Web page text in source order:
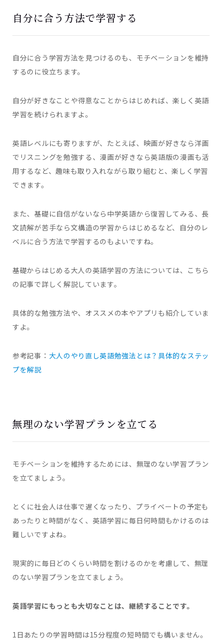
自分に合う方法で学習する
自分に合う学習方法を見つけるのも、モチベーションを維持
するのに役立ちます。
自分が好きなことや得意なことからはじめれば、楽しく英語
学習を続けられますよ。
英語レベルにも寄りますが、たとえば、 映画が好きなら洋画
でリスニングを勉強する、漫画が好きなら英語版の漫画も活
用するなど、趣味も取り入れながら取り組むと、楽しく学習
できます。
また、基礎に自信がないなら中学英語から復習してみる、長
文読解が苦手なら文構造の学習からはじめるなど、自分のレ
ベルに合う方法で学習するのもよいですね。
基礎からはじめる大人の英語学習の方法については、こちら
の記事で詳しく解説しています。
具体的な勉強方法や、オススメの本やアプリも紹介していま
すよ。
参考記事： 大人のやり直し英語勉強法とは？具体的なステッ
プを解説
無理のない学習プランを立てる
モチベーションを維持するためには、無理のない学習プラン
を立てましょう。
とくに社会人は仕事で遅くなったり、プライベートの予定も
あったりと時間がなく、英語学習に毎日何時間もかけるのは
難しいですよね。
現実的に毎日どのくらい時間を割けるのかを考慮して、無理
のない学習プランを立てましょう。
英語学習にもっとも大切なことは、継続することです。
1日あたりの学習時間は15分程度の短時間でも構いません。